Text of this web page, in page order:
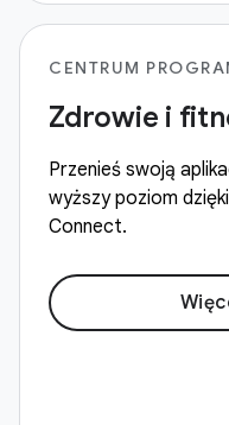
CENTRUM
Zdrowie i
Przenieś swoją
wyższy poziom
Connect.